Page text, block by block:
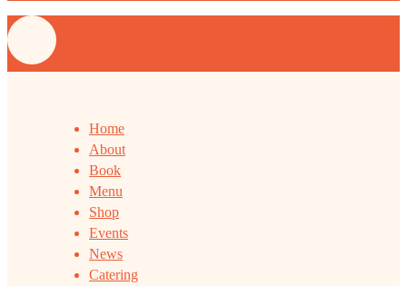
Home
About
Book
Menu
Shop
Events
News
Catering